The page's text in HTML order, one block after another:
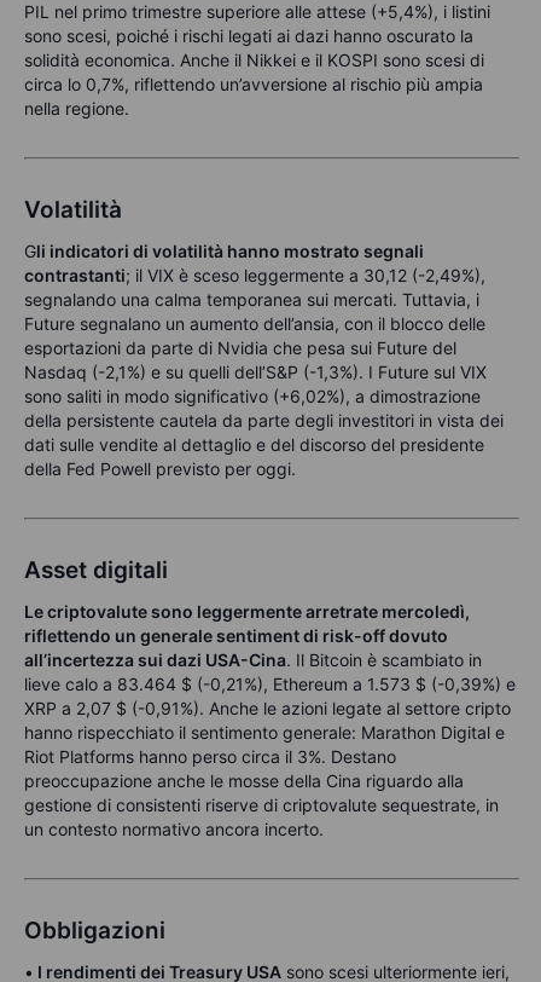
PIL nel primo trimestre superiore alle attese (+5,4%), i listini
sono scesi, poiché i rischi legati ai dazi hanno oscurato la
solidità economica. Anche il Nikkei e il KOSPI sono scesi di
circa lo 0,7%, riflettendo un’avversione al rischio più ampia
nella regione.
Volatilità
Gli indicatori di volatilità hanno mostrato segnali
contrastanti; il VIX è sceso leggermente a 30,12 (-2,49%),
segnalando una calma temporanea sui mercati. Tuttavia, i
Future segnalano un aumento dell’ansia, con il blocco delle
esportazioni da parte di Nvidia che pesa sui Future del
Nasdaq (-2,1%) e su quelli dell’S&P (-1,3%). I Future sul VIX
sono saliti in modo significativo (+6,02%), a dimostrazione
della persistente cautela da parte degli investitori in vista dei
dati sulle vendite al dettaglio e del discorso del presidente
della Fed Powell previsto per oggi.
Asset digitali
Le criptovalute sono leggermente arretrate mercoledì,
riflettendo un generale sentiment di risk-off dovuto
all’incertezza sui dazi USA-Cina. Il Bitcoin è scambiato in
lieve calo a 83.464 $ (-0,21%), Ethereum a 1.573 $ (-0,39%) e
XRP a 2,07 $ (-0,91%). Anche le azioni legate al settore cripto
hanno rispecchiato il sentimento generale: Marathon Digital e
Riot Platforms hanno perso circa il 3%. Destano
preoccupazione anche le mosse della Cina riguardo alla
gestione di consistenti riserve di criptovalute sequestrate, in
un contesto normativo ancora incerto.
Obbligazioni
• I rendimenti dei Treasury USA sono scesi ulteriormente ieri,